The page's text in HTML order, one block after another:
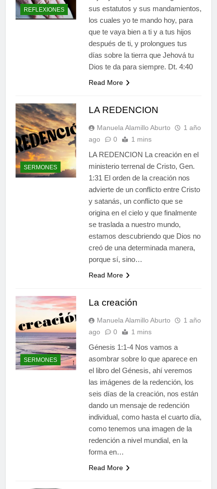
REFLEXIONES
sus estatutos y sus mandamientos,
los cuales yo te mando hoy, para
que te vaya bien a ti y a tus hijos
después de ti, y prolongues tus
días sobre la tierra que Jehová tu
Dios te da para siempre. Dt. 4:40
Read More
SERMONES
LA REDENCION
Manuela Alamillo Aburto
1 año
ago
0 1 mins
LA REDENCION La creación en el
ministerio terrenal de Cristo, Gen.
1:31 El orden de la creación nos
advierte de un conflicto entre Cristo
y satanás, un conflicto que se
origina en el cielo y que finalmente
se traslada a nuestro mundo,
estamos descubriendo que Dios no
creó de una determinada manera,
porque sí, sino…
Read More
SERMONES
La creación
Manuela Alamillo Aburto
1 año
ago
0 1 mins
Génesis 1:1-4 Nos vamos a
asombrar sobre lo que aparece en
el libro del Génesis, ahí veremos
las imágenes de la redención, los
seis días de la creación, nos están
dando un mensaje de redención
individual, como hasta el cuarto día,
como tenemos una imagen de la
redención a nivel mundial, en la
forma en…
Read More